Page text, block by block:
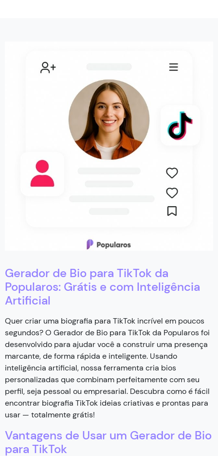
Gerador de Bio para TikTok da
Popularos: Grátis e com Inteligência
Artificial
Quer criar uma biografia para TikTok incrível em poucos
segundos? O Gerador de Bio para TikTok da Popularos foi
desenvolvido para ajudar você a construir uma presença
marcante, de forma rápida e inteligente. Usando
inteligência artificial, nossa ferramenta cria bios
personalizadas que combinam perfeitamente com seu
perfil, seja pessoal ou empresarial. Descubra como é fácil
encontrar biografia TikTok ideias criativas e prontas para
usar — totalmente grátis!
Vantagens de Usar um Gerador de Bio
para TikTok